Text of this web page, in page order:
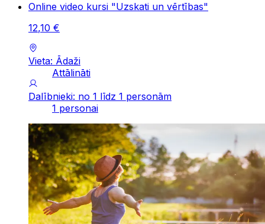
Online video kursi "Uzskati un vērtības"
12,10 €
Vieta: Ādaži
Attālināti
Dalībnieki: no 1 līdz 1 personām
1 personai